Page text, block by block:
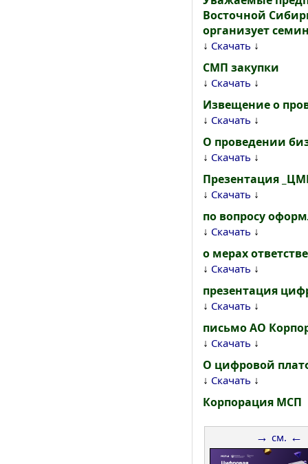
Восточной
организует
↓ Скачать ↓
СМП закупки
↓ Скачать ↓
Извещение о
↓ Скачать ↓
О проведении
↓ Скачать ↓
Презентация
↓ Скачать ↓
по вопросу
↓ Скачать ↓
о мерах
↓ Скачать ↓
презентация
↓ Скачать ↓
письмо АО
↓ Скачать ↓
О цифровой
↓ Скачать ↓
Корпорация МСП
→ см. ←